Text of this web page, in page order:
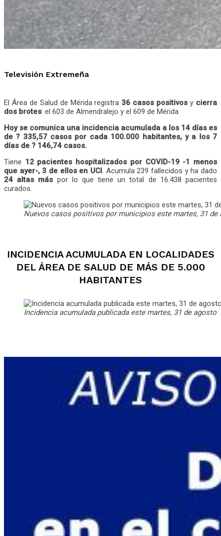
Televisión Extremeña
El Área de Salud de Mérida registra 36 casos positivosy cierra
dos brotes: el 603 de Almendralejo y el 609 de Mérida
Hoy se comunica una incidencia acumulada a los 14 días es
de ? 335,57 casos por cada 100.000 habitantes, y a los 7
días de ? 146,74 casos.
Tiene 12 pacientes hospitalizados por COVID-19 -1 menos
que ayer-, 3 de ellos en UCI. Acumula 239 fallecidos y ha dado
24 altas más por lo que tiene un total de 16.438 pacientes
curados.
Nuevos casos positivos por municipios este martes, 31 de
INCIDENCIA ACUMULADA EN LOCALIDADES
DEL ÁREA DE SALUD DE MÁS DE 5.000
HABITANTES
Incidencia acumulada publicada este martes, 31 de agosto